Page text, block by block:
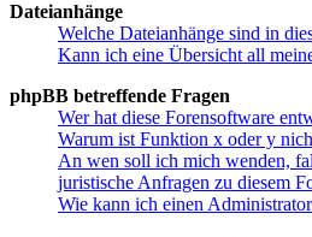
Dateianhänge
Welche Dateianhänge sind in
Kann ich eine Übersicht all
phpBB betreffende Fragen
Wer hat diese Forensoftware
Warum ist Funktion x oder y
An wen soll ich mich wenden,
juristische Anfragen zu diesem
Wie kann ich einen